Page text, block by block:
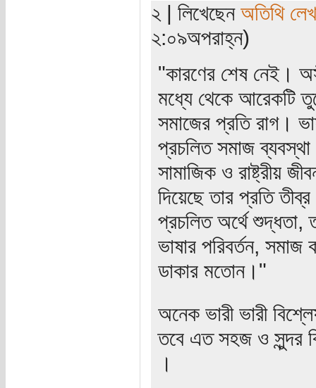
২ | লিখেছেন অতিথি
২:০৯অপরাহ্ন)
"কারণের শেষ নেই।
মধ্যে থেকে আরেকটি
সমাজের প্রতি রাগ।
প্রচলিত সমাজ
সামাজিক ও রাষ্ট্রীয়
দিয়েছে তার প্রতি
প্রচলিত অর্থে শুদ্ধতা,
ভাষার পরিবর্তন, সমাজ
ডাকার মতোন।"
অনেক ভারী ভারী
তবে এত সহজ ও সুন্দর
।